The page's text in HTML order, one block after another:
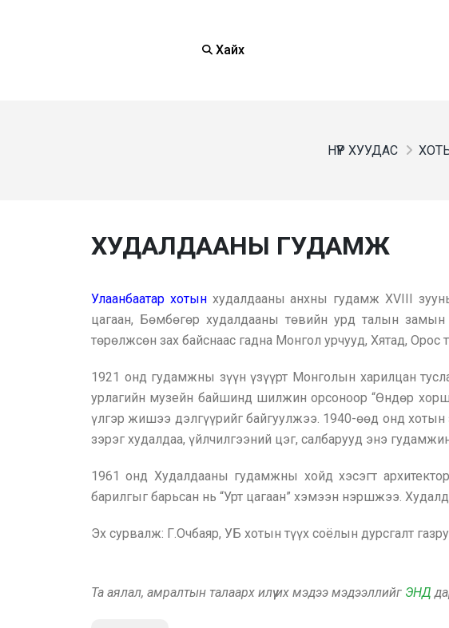
Хайх
НҮҮР ХУУДАС
ХУДАЛДААНЫ ГУДАМЖ
Улаанбаатар хотынхудалдааны анхны гудамж XVIII
цагаан, Бөмбөгөр худалдааны төвийн урд талын
төрөлжсөн зах байснаас гадна Монгол урчууд, Хятад,
1921 онд гудамжны зүүн үзүүрт Монголын харилцан
урлагийн музейн байшинд шилжин орсоноор “Өндөр
үлгэр жишээ дэлгүүрийг байгуулжээ. 1940-өөд онд хотын
зэрэг худалдаа, үйлчилгээний цэг, салбарууд энэ
1961 онд Худалдааны гудамжны хойд хэсэгт
барилгыг барьсан нь “Урт цагаан” хэмээн нэршжээ.
Эх сурвалж: Г.Очбаяр, УБ хотын түүх соёлын дурсгалт
Та аялал, амралтын талаарх илүү их мэдээ мэдээллийг ЭНД